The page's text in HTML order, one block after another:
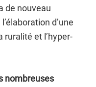
de nouveau
d’une
ruralité et l’hyper-
nombreuses